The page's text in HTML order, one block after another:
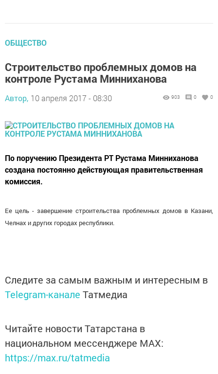
ОБЩЕСТВО
Строительство проблемных домов на
контроле Рустама Минниханова
Автор, 10 апреля 2017 - 08:30 903 0 0
По поручению Президента РТ Рустама Минниханова
создана постоянно действующая правительственная
комиссия.
Ее цель - завершение строительства проблемных домов в Казани,
Челнах и других городах республики.
Следите за самым важным и интересным в
Telegram-канале Татмедиа
Читайте новости Татарстана в
национальном мессенджере MАХ:
https://max.ru/tatmedia